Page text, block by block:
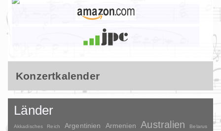
Konzertkalender
Länder
Akkadisches Reich Argentinien Armenien Australien Belarus